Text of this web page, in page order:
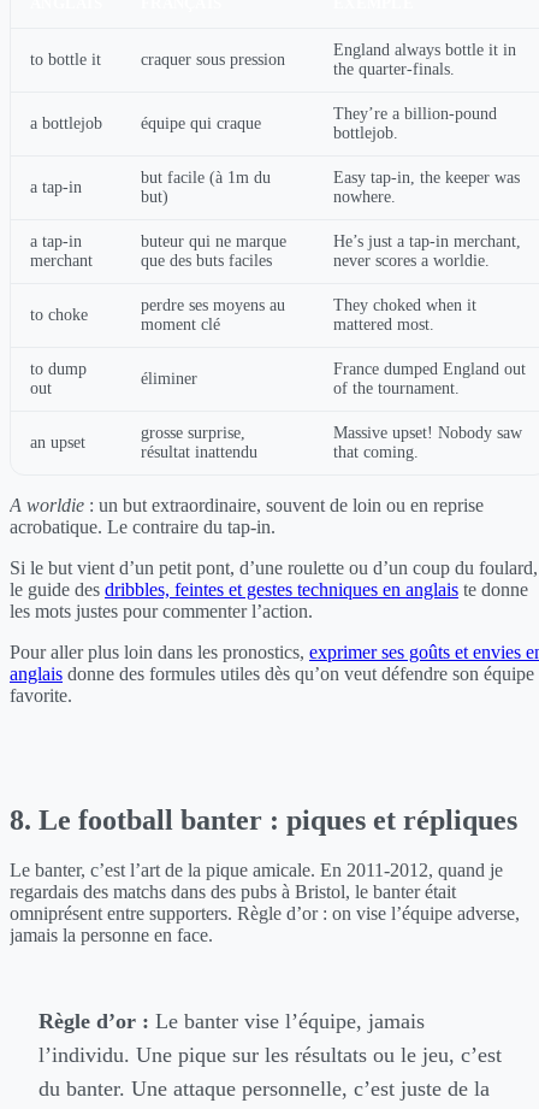
to bottle it craquer sous pression
England always bottle it in
the quarter-finals.
a bottlejob équipe qui craque
They’re a billion-pound
bottlejob.
a tap-in
but facile (à 1m du
but)
Easy tap-in, the keeper was
nowhere.
a tap-in
merchant
buteur qui ne marque
que des buts faciles
He’s just a tap-in merchant,
never scores a worldie.
to choke
perdre ses moyens au
moment clé
They choked when it
mattered most.
to dump
out
éliminer
France dumped England out
of the tournament.
an upset
grosse surprise,
résultat inattendu
Massive upset! Nobody saw
that coming.
A worldie : un but extraordinaire, souvent de loin ou en reprise
acrobatique. Le contraire du tap-in.
Si le but vient d’un petit pont, d’une roulette ou d’un coup du foulard,
le guide des dribbles, feintes et gestes techniques en anglais te donne
les mots justes pour commenter l’action.
Pour aller plus loin dans les pronostics, exprimer ses goûts et envies
anglais donne des formules utiles dès qu’on veut défendre son équipe
favorite.
8. Le football banter : piques et répliques
Le banter, c’est l’art de la pique amicale. En 2011-2012, quand je
regardais des matchs dans des pubs à Bristol, le banter était
omniprésent entre supporters. Règle d’or : on vise l’équipe adverse,
jamais la personne en face.
Règle d’or : Le banter vise l’équipe, jamais
l’individu. Une pique sur les résultats ou le jeu, c’est
du banter. Une attaque personnelle, c’est juste de la